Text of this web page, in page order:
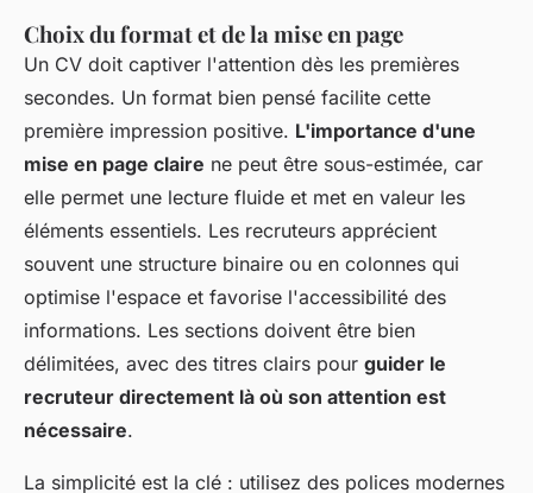
Choix du format et de la mise en page
Un CV doit captiver l'attention dès les premières
secondes. Un format bien pensé facilite cette
première impression positive. L'importance d'une
mise en page claire ne peut être sous-estimée, car
elle permet une lecture fluide et met en valeur les
éléments essentiels. Les recruteurs apprécient
souvent une structure binaire ou en colonnes qui
optimise l'espace et favorise l'accessibilité des
informations. Les sections doivent être bien
délimitées, avec des titres clairs pour guider le
recruteur directement là où son attention est
nécessaire.
La simplicité est la clé : utilisez des polices modernes